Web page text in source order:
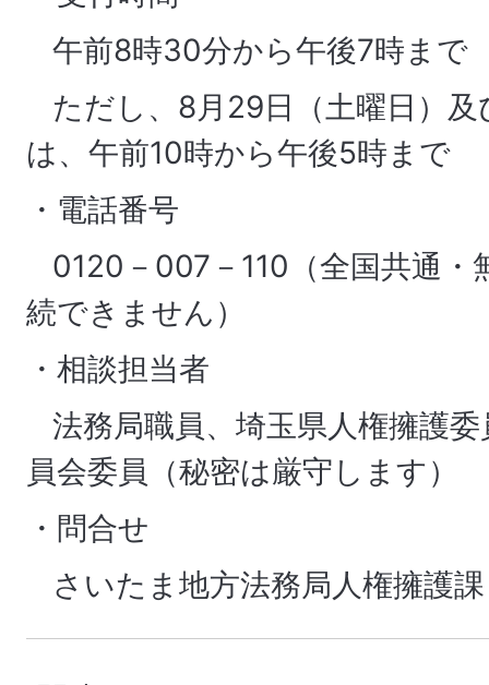
午前8時30分から午後7時まで
ただし、8月29日（土曜日）
は、午前10時から午後5時まで
・電話番号
0120－007－110（全国共通・
続できません）
・相談担当者
法務局職員、埼玉県人権擁護
員会委員（秘密は厳守します）
・問合せ
さいたま地方法務局人権擁護